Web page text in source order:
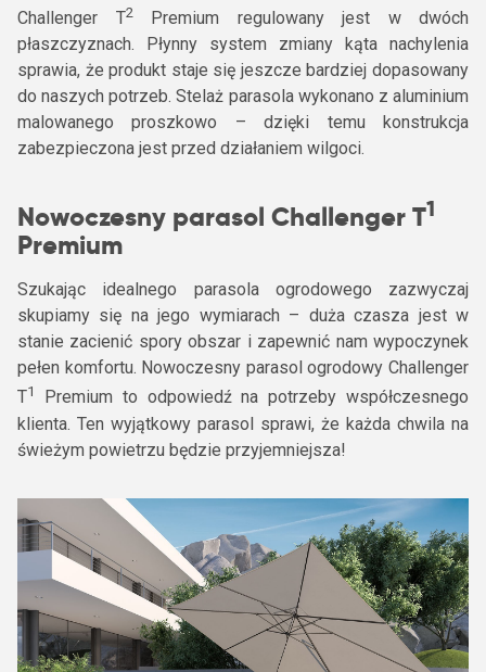
Challenger T2Premium regulowany jest w dwóch
płaszczyznach. Płynny system zmiany kąta nachylenia
sprawia, że produkt staje się jeszcze bardziej dopasowany
do naszych potrzeb. Stelaż parasola wykonano z aluminium
malowanego proszkowo – dzięki temu konstrukcja
zabezpieczona jest przed działaniem wilgoci.
Nowoczesny parasol Challenger T1
Premium
Szukając idealnego parasola ogrodowego zazwyczaj
skupiamy się na jego wymiarach – duża czasza jest w
stanie zacienić spory obszar i zapewnić nam wypoczynek
pełen komfortu. Nowoczesny parasol ogrodowy Challenger
T1
Premium to odpowiedź na potrzeby współczesnego
klienta. Ten wyjątkowy parasol sprawi, że każda chwila na
świeżym powietrzu będzie przyjemniejsza!